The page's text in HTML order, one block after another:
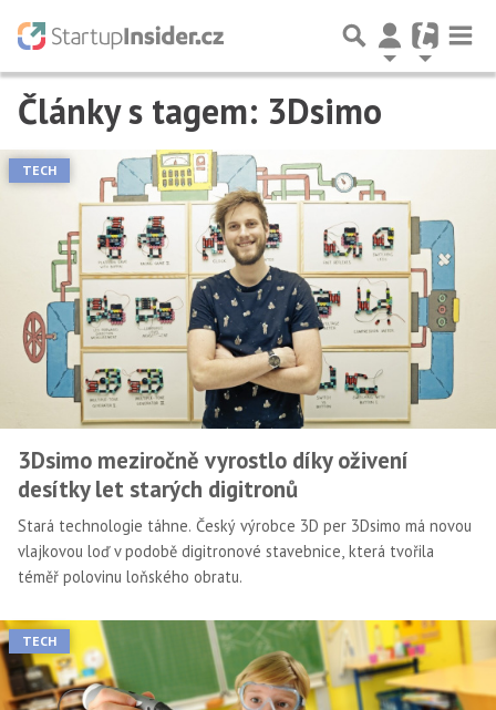
Články s tagem: 3Dsimo
TECH
3Dsimo meziročně vyrostlo díky oživení
desítky let starých digitronů
Stará technologie táhne. Český výrobce 3D per 3Dsimo má novou
vlajkovou loď v podobě digitronové stavebnice, která tvořila
téměř polovinu loňského obratu.
TECH